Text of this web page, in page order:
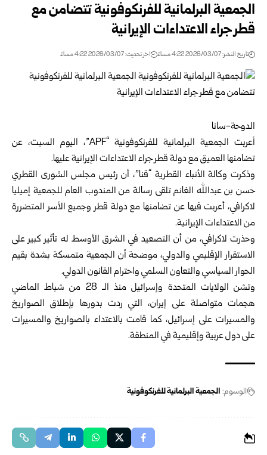
الجمعية البرلمانية للفرنكوفونية تتضامن مع
قطر جراء الاعتداءات الإيرانية
تاريخ النشر: 2026/03/07 4:22 مساءً اخر تحديث: 2026/03/07 4:22 مساءً
الدوحة-سانا
أعربت الجمعية البرلمانية للفرنكوفونية “APF”، اليوم السبت، عن
تضامنها العميق مع دولة قطر جراء الاعتداءات الإيرانية عليها.
وذكرت وكالة الأنباء القطرية “قنا”، أن رئيس مجلس الشورى القطري
حسن بن عبدالله الغانم تلقى رسالة من المندوب العام للجمعية إميليا
لاكرافي، أعربت فيها عن تضامنها مع دولة قطر وجميع الأسر المتضررة
من الاعتداءات الإيرانية.
وحذرت لاكرافي، من أن التصعيد في الشرق الأوسط له تأثير كبير على
الاستقرار الإقليمي والدولي، موضحة أن الجمعية متمسكة بشدة بقيم
الحوار السياسي والتعاون السلمي واحترام القانون الدولي.
وتشن الولايات المتحدة وإسرائيل منذ الـ 28 من شباط الماضي
هجمات متواصلة على إيران، التي ردت بدورها بإطلاق الصواريخ
والمسيرات على إسرائيل، كما قامت بالاعتداء بالصواريخ والمسيرات
على دول عربية وإقليمية في المنطقة.
الوسوم: الجمعية البرلمانية للفرنكوفونية